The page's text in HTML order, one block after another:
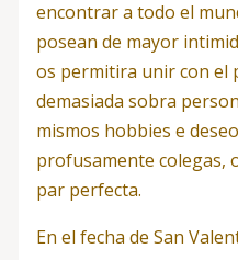
encontrar a todo el
posean de mayor
os permitira unir con el
demasiada sobra
mismos hobbies e
profusamente colegas,
par perfecta.
En el fecha de San